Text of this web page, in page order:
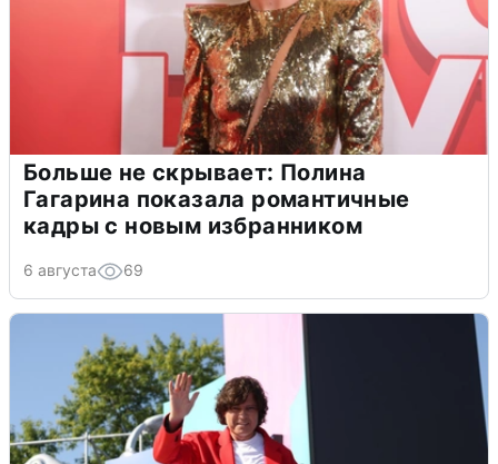
Больше не скрывает: Полина
Гагарина показала романтичные
кадры с новым избранником
6 августа 69